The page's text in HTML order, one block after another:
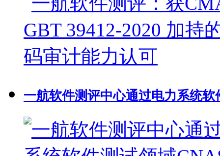
一航软件测评中心通过电力系统